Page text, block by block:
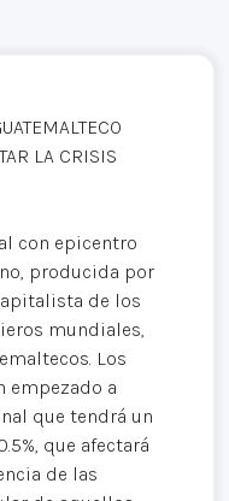
LA CRISIS
con epicentro
producida por
de los
mundiales,
Los
empezado a
que tendrá un
que afectará
de las